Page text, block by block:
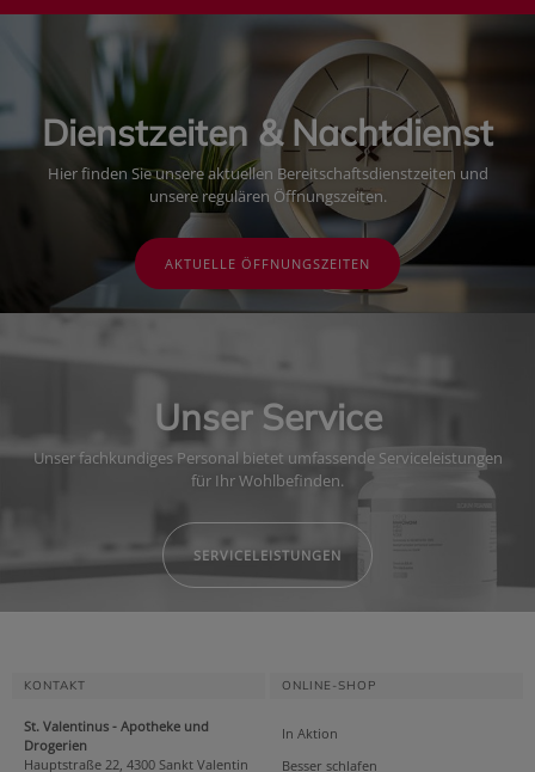
Dienstzeiten & Nachtdienst
Hier finden Sie unsere aktuellen Bereitschaftsdienstzeiten und
unsere regulären Öffnungszeiten.
AKTUELLE ÖFFNUNGSZEITEN
Unser Service
Unser fachkundiges Personal bietet umfassende Serviceleistungen
für Ihr Wohlbefinden.
SERVICELEISTUNGEN
KONTAKT
St. Valentinus - Apotheke und
Drogerien
Hauptstraße 22, 4300 Sankt Valentin
ONLINE-SHOP
In Aktion
Besser schlafen